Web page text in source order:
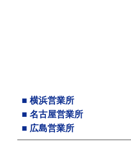
■ 横浜営業所
■ 名古屋営業所
■ 広島営業所